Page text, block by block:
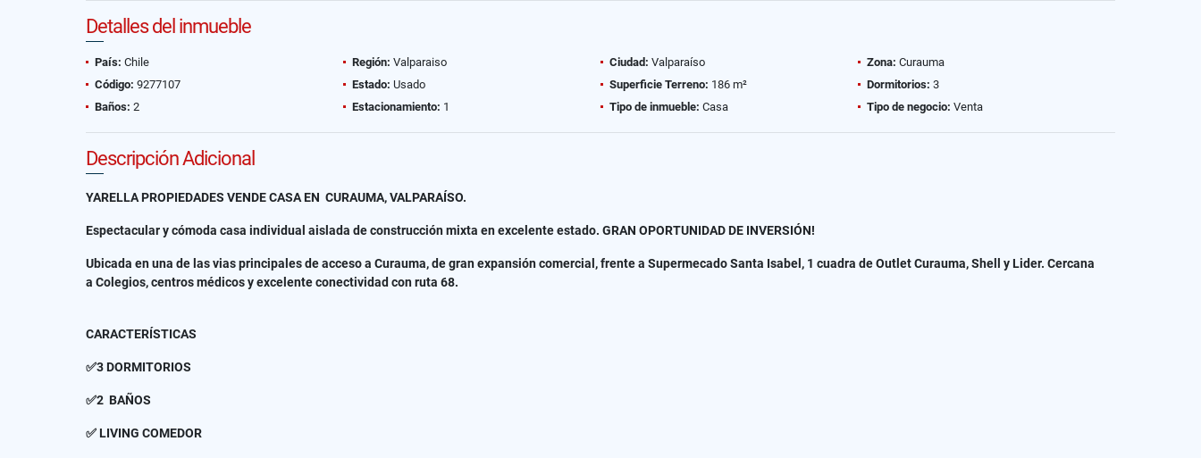
Detalles del inmueble
País: Chile Región: Valparaiso Ciudad: Valparaíso Zona: Curauma
Código: 9277107 Estado: Usado Superficie Terreno: 186 m² Dormitorios: 3
Baños: 2 Estacionamiento: 1 Tipo de inmueble: Casa Tipo de negocio: Venta
Descripción Adicional
YARELLA PROPIEDADES VENDE CASA EN CURAUMA, VALPARAÍSO.
Espectacular y cómoda casa individual aislada de construcción mixta en excelente estado. GRAN OPORTUNIDAD DE INVERSIÓN!
Ubicada en una de las vias principales de acceso a Curauma, de gran expansión comercial, frente a Supermecado Santa Isabel, 1 cuadra de Outlet Curauma, Shell y Lider. Cercana
a Colegios, centros médicos y excelente conectividad con ruta 68.
CARACTERÍSTICAS
✅3 DORMITORIOS
✅2 BAÑOS
✅ LIVING COMEDOR